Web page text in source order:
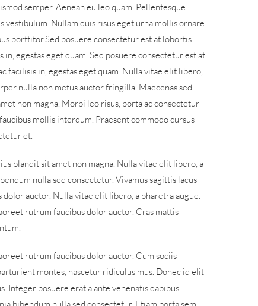
semper. Aenean eu leo quam. Pellentesque
vestibulum. Nullam quis risus eget urna mollis ornare
porttitor.Sed posuere consectetur est at lobortis.
in, egestas eget quam. Sed posuere consectetur est at
facilisis in, egestas eget quam. Nulla vitae elit libero,
nulla non metus auctor fringilla. Maecenas sed
non magna. Morbi leo risus, porta ac consectetur
mollis interdum. Praesent commodo cursus
et.
blandit sit amet non magna. Nulla vitae elit libero, a
nulla sed consectetur. Vivamus sagittis lacus
auctor. Nulla vitae elit libero, a pharetra augue.
rutrum faucibus dolor auctor. Cras mattis
rutrum faucibus dolor auctor. Cum sociis
montes, nascetur ridiculus mus. Donec id elit
Integer posuere erat a ante venenatis dapibus